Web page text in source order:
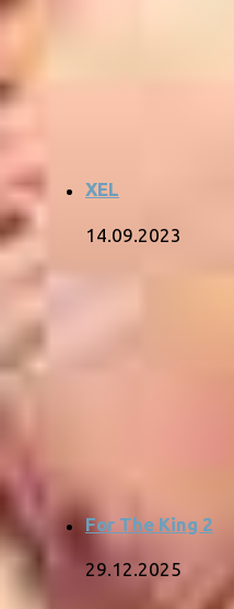
XEL
14.09.2023
For The King 2
29.12.2025